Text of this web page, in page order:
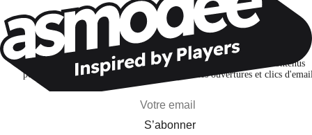
Restons connectés !
Je m'abonne pour découvrir des jeux, des nouveautés et des contenus
personnalisés selon mes centres d'intérêt et mes ouvertures et clics
S’abonner